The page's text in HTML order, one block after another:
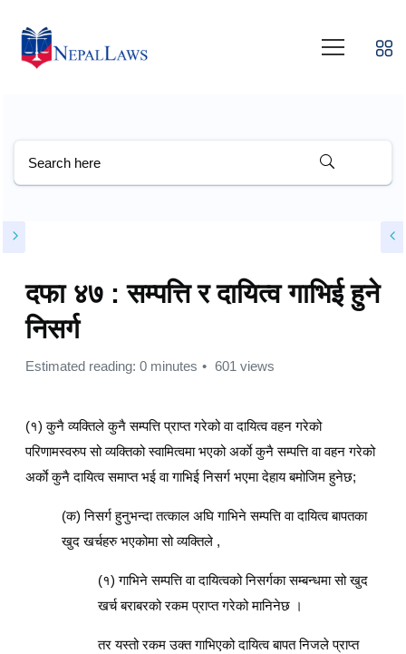
दफा ४७ : सम्पत्ति र दायित्व गाभिई हुने
निसर्ग
Estimated reading: 0 minutes 601 views
(१) कुनै व्यक्तिले कुनै सम्पत्ति प्राप्त गरेको वा दायित्व वहन गरेको
परिणामस्वरुप सो व्यक्तिको स्वामित्वमा भएको अर्काे कुनै सम्पत्ति वा वहन गरेको
अर्काे कुनै दायित्व समाप्त भई वा गाभिई निसर्ग भएमा देहाय बमोजिम हुनेछ;
(क) निसर्ग हुनुभन्दा तत्काल अघि गाभिने सम्पत्ति वा दायित्व बापतका
खुद खर्चहरु भएकोमा सो व्यक्तिले ,
(१) गाभिने सम्पत्ति वा दायित्वको निसर्गका सम्बन्धमा सो खुद
खर्च बराबरको रकम प्राप्त गरेको मानिनेछ ।
तर यस्तो रकम उक्त गाभिएको दायित्व बापत निजले प्राप्त